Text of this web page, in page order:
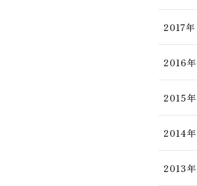
2017年
2016年
2015年
2014年
2013年